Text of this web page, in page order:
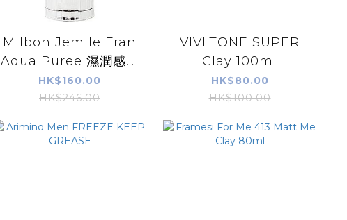
Milbon Jemile Fran
Aqua Puree 濕潤感造
型乳 80g
HK$160.00
HK$246.00
VIVLTONE SUPER
Clay 100ml
HK$80.00
HK$100.00